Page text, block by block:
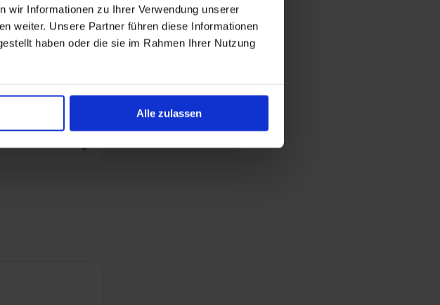
wir Informationen zu Ihrer Verwendung unserer
weiter. Unsere Partner führen diese Informationen
haben oder die sie im Rahmen Ihrer Nutzung
Alle zulassen